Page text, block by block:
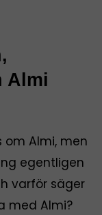
Almi
Almi, men
egentligen
varför säger
med Almi?